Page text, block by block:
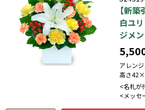
【新築
白ユ
ジメ
アレン
高さ
<名札が
<メッセ